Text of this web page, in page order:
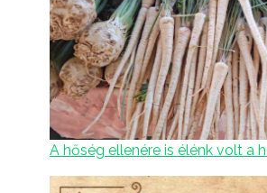
A hőség ellenére is élénk volt a